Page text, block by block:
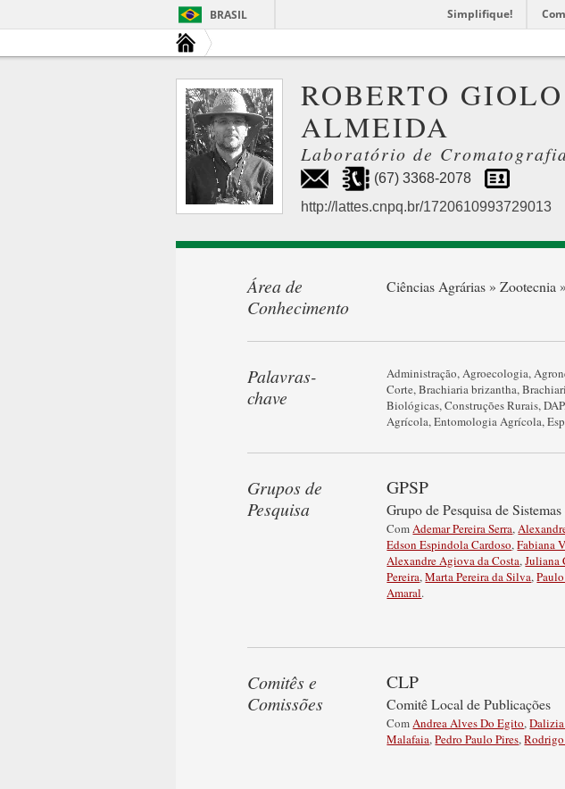
BRASIL Simplifique!
ROBERTO
ALMEIDA
Laboratório de Cromatografia
(67) 3368-2078
http://lattes.cnpq.br/1720610993729013
Área de
Conhecimento
Ciências Agrárias » Zootecnia
Palavras-
chave
Administração,Agroecologia,
Corte,Brachiaria brizantha,
Biológicas,Construções Rurais,DAP
Agrícola,Entomologia Agrícola,
Grupos de
Pesquisa
GPSP
Grupo de Pesquisa de
ComAdemar Pereira Serra,
Edson Espindola Cardoso,Fabiana
Alexandre Agiova da Costa,Juliana
Pereira,Marta Pereira da Silva,
Amaral.
Comitês e
Comissões
CLP
Comitê Local de Publicações
ComAndrea Alves Do Egito,
Malafaia,Pedro Paulo Pires,